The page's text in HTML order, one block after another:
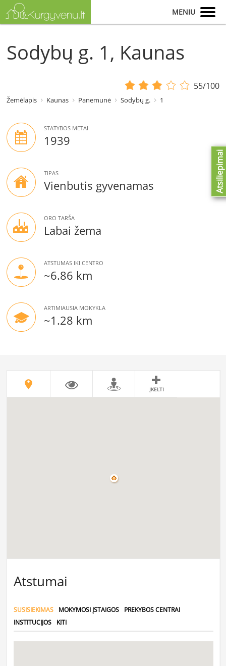
MENIU
Sodybų g. 1, Kaunas
55/100
Žemėlapis Kaunas Panemunė Sodybų g. 1
STATYBOS METAI
1939
TIPAS
Vienbutis gyvenamas
ORO TARŠA
Labai žema
ATSTUMAS IKI CENTRO
~6.86 km
ARTIMIAUSIA MOKYKLA
~1.28 km
ĮKELTI
Atstumai
SUSISIEKIMAS MOKYMOSI ĮSTAIGOS
PREKYBOS CENTRAI
INSTITUCIJOS
KITI
Atsiliepimai